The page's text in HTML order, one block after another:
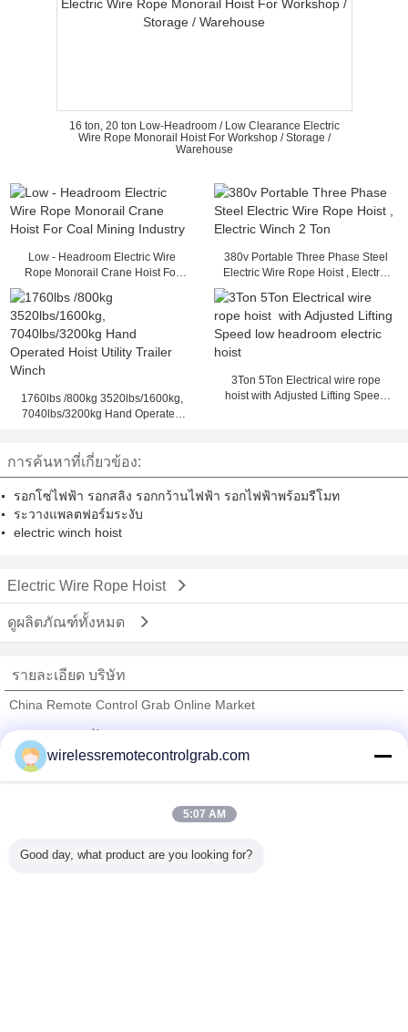
16 ton, 20 ton Low-Headroom / Low Clearance Electric
Wire Rope Monorail Hoist For Workshop / Storage /
Warehouse
Low - Headroom Electric Wire
Rope Monorail Crane Hoist For
380v Portable Three Phase Steel
Electric Wire Rope Hoist , Electric
1760lbs /800kg 3520lbs/1600kg,
7040lbs/3200kg Hand Operated
3Ton 5Ton Electrical wire rope
hoist with Adjusted Lifting Speed
การค้นหาที่เกี่ยวข้อง:
รอกโซ่ไฟฟ้า รอกสลิง รอกกว้านไฟฟ้า รอกไฟฟ้าพร้อมรีโมท
ระวางแพลตฟอร์มระงับ
electric winch hoist
Electric Wire Rope Hoist
ดูผลิตภัณฑ์ทั้งหมด
รายละเอียด บริษัท
China Remote Control Grab Online Market
Trust Seal
Verified Suplier
ผลิตภัณฑ์ทั้งหมด
wirelessremotecontrolgrab.com
5:07 AM
Good day, what product are you looking for?